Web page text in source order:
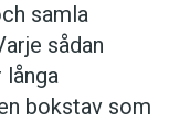
samla
sådan
bokstav som